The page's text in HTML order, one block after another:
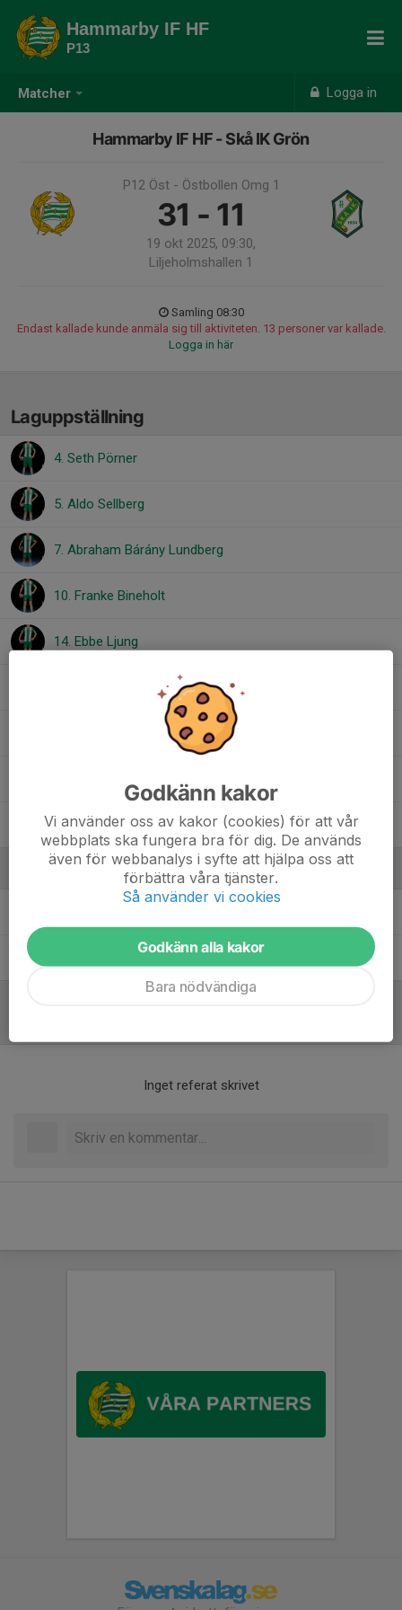
Matcher Logga in
Hammarby IF HF
P13
Hammarby IF HF - Skå IK Grön
P12 Öst - Östbollen Omg 1
31 - 11
19 okt 2025, 09:30,
Liljeholmshallen 1
Samling 08:30
Endast kallade kunde anmäla sig till aktiviteten. 13 personer var kallade.
Logga in här
Laguppställning
4. Seth Pörner
5. Aldo Sellberg
7. Abraham Bárány Lundberg
10. Franke Bineholt
14. Ebbe Ljung
29. Samuel Lilliesköld
Isak SetthammarTränare
Inget referat skrivet
Godkänn kakor
Vi använder oss av kakor (cookies) för att vår
webbplats ska fungera bra för dig. De används
även för webbanalys i syfte att hjälpa oss att
förbättra våra tjänster.
Så använder vi cookies
Godkänn alla kakor
Bara nödvändiga